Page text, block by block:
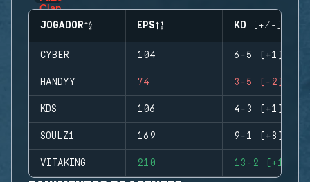
JOGADOR EPS KD (+/-)
CYBER 104 6-5 (+1)
HANDYY 74 3-5 (-2)
KDS 106 4-3 (+1)
SOULZ1 169 9-1 (+8)
VITAKING 210 13-2 (+11)